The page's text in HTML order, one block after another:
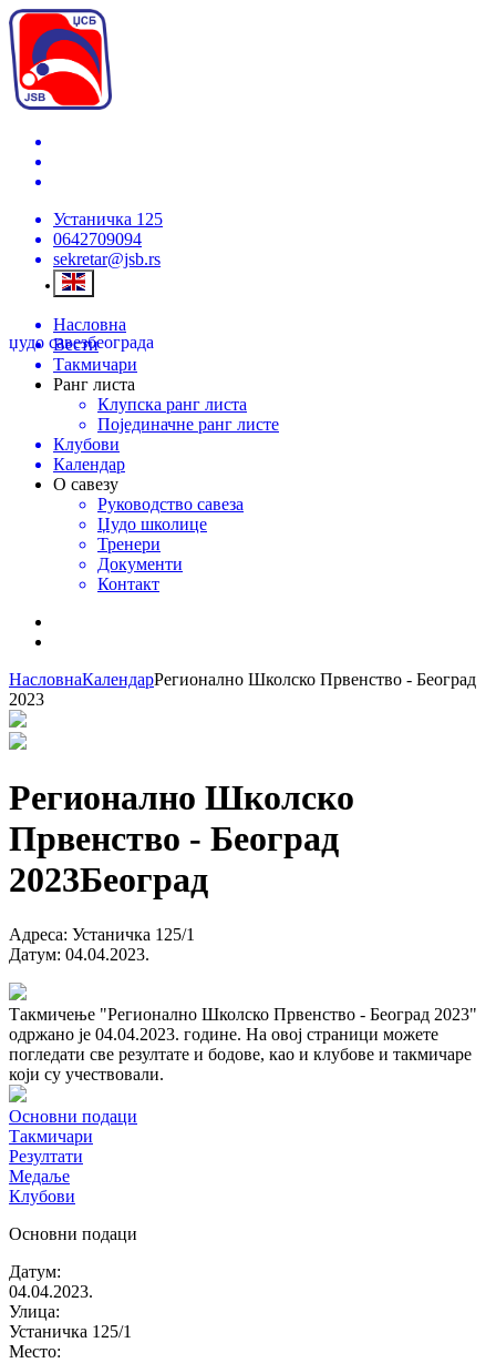
Устаничка 125
0642709094
sekretar@jsb.rs
џудо савезбеограда
Насловна
Вести
Такмичари
Ранг листа
Клупска ранг листа
Појединачне ранг листе
Клубови
Календар
О савезу
Руководство савеза
Џудо школице
Тренери
Документи
Контакт
НасловнаКалендарРегионално Школско Првенство - Београд
2023
Регионално Школско
Првенство - Београд
2023Београд
Адреса: Устаничка 125/1
Датум: 04.04.2023.
Такмичење "Регионално Школско Првенство - Београд 2023"
одржано је 04.04.2023. године. На овој страници можете
погледати све резултате и бодове, као и клубове и такмичаре
који су учествовали.
Основни подаци
Такмичари
Резултати
Медаље
Клубови
Основни подаци
Датум:
04.04.2023.
Улица:
Устаничка 125/1
Место: